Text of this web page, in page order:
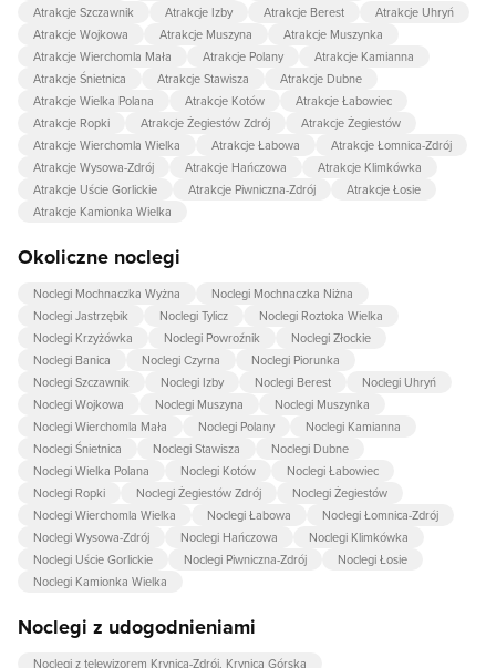
Atrakcje Szczawnik
Atrakcje Izby Atrakcje Berest
Atrakcje Uhryń
Atrakcje Wojkowa
Atrakcje Muszyna
Atrakcje Muszynka
Atrakcje Wierchomla Mała
Atrakcje Polany
Atrakcje Kamianna
Atrakcje Śnietnica
Atrakcje Stawisza
Atrakcje Dubne
Atrakcje Wielka Polana
Atrakcje Kotów
Atrakcje Łabowiec
Atrakcje Ropki
Atrakcje Żegiestów Zdrój
Atrakcje Żegiestów
Atrakcje Wierchomla Wielka
Atrakcje Łabowa
Atrakcje Łomnica-Zdrój
Atrakcje Wysowa-Zdrój
Atrakcje Hańczowa
Atrakcje Klimkówka
Atrakcje Uście Gorlickie
Atrakcje Piwniczna-Zdrój
Atrakcje Łosie
Atrakcje Kamionka Wielka
Okoliczne noclegi
Noclegi Mochnaczka Wyżna
Noclegi Mochnaczka Niżna
Noclegi Jastrzębik
Noclegi Tylicz
Noclegi Roztoka Wielka
Noclegi Krzyżówka
Noclegi Powroźnik
Noclegi Złockie
Noclegi Banica
Noclegi Czyrna
Noclegi Piorunka
Noclegi Szczawnik
Noclegi Izby Noclegi Berest
Noclegi Uhryń
Noclegi Wojkowa
Noclegi Muszyna
Noclegi Muszynka
Noclegi Wierchomla Mała
Noclegi Polany
Noclegi Kamianna
Noclegi Śnietnica
Noclegi Stawisza
Noclegi Dubne
Noclegi Wielka Polana
Noclegi Kotów
Noclegi Łabowiec
Noclegi Ropki
Noclegi Żegiestów Zdrój
Noclegi Żegiestów
Noclegi Wierchomla Wielka
Noclegi Łabowa
Noclegi Łomnica-Zdrój
Noclegi Wysowa-Zdrój
Noclegi Hańczowa
Noclegi Klimkówka
Noclegi Uście Gorlickie
Noclegi Piwniczna-Zdrój
Noclegi Łosie
Noclegi Kamionka Wielka
Noclegi z udogodnieniami
Noclegi z telewizorem Krynica-Zdrój, Krynica Górska